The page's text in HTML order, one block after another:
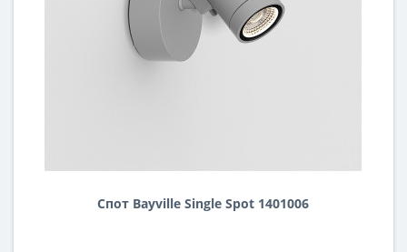
Спот Bayville Single Spot 1401006